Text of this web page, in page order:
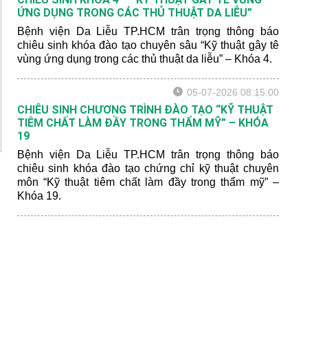
ỨNG DỤNG TRONG CÁC THỦ THUẬT DA LIỄU”
Bệnh viện Da Liễu TP.HCM trân trọng thông báo
chiêu sinh khóa đào tạo chuyên sâu “Kỹ thuật gây tê
vùng ứng dụng trong các thủ thuật da liễu” – Khóa 4.
05-07-2026 08:15:00
CHIÊU SINH CHƯƠNG TRÌNH ĐÀO TẠO “KỸ THUẬT
TIÊM CHẤT LÀM ĐẦY TRONG THẨM MỸ” – KHÓA
19
Bệnh viện Da Liễu TP.HCM trân trọng thông báo
chiêu sinh khóa đào tạo chứng chỉ kỹ thuật chuyên
môn “Kỹ thuật tiêm chất làm đầy trong thẩm mỹ” –
Khóa 19.